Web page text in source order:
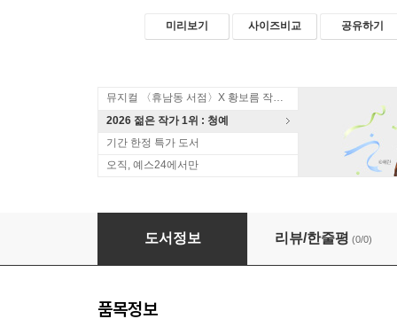
미리보기 사이즈비교 공유하기
뮤지컬 〈휴남동 서점〉X 황보름 작가 북토크
2026 젊은 작가 1위 : 청예
기간 한정 특가 도서
오직, 예스24에서만
어느 구두수선공의 노래
도서정보 리뷰/한줄평 (0/0)
품목정보